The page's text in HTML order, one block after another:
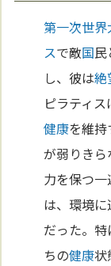
第一次世界
スで敵国
し、彼は絶
ピラティ
健康を維
が弱りき
力を保つ
は、環境
だった。
ちの健康状